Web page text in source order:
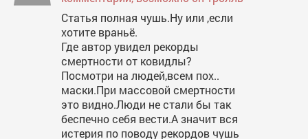
Статья полная чушь.Ну или ,если
хотите враньё.
Где автор увидел рекорды
смертности от ковидлы?
Посмотри на людей,всем пох..
маски.При массовой смертности
это видно.Люди не стали бы так
беспечно себя вести.А значит вся
истерия по поводу рекордов чушь